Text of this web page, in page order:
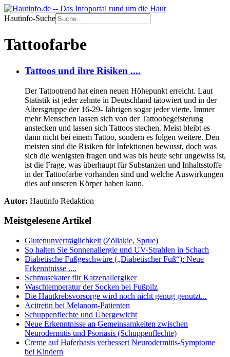
Hautinfo-Suche
Tattoofarbe
Tattoos und ihre Risiken ....
Der Tattootrend hat einen neuen Höhepunkt erreicht. Laut
Statistik ist jeder zehnte in Deutschland tätowiert und in der
Altersgruppe der 16-29- Jährigen sogar jeder vierte. Immer
mehr Menschen lassen sich von der Tattoobegeisterung
anstecken und lassen sich Tattoos stechen. Meist bleibt es
dann nicht bei einem Tattoo, sondern es folgen weitere. Den
meisten sind die Risiken für Infektionen bewusst, doch was
sich die wenigsten fragen und was bis heute sehr ungewiss ist,
ist die Frage, was überhaupt für Substanzen und Inhaltsstoffe
in der Tattoofarbe vorhanden sind und welche Auswirkungen
dies auf unseren Körper haben kann.
Autor: Hautinfo Redaktion
Meistgelesene Artikel
Glutenunverträglichkeit (Zöliakie, Sprue)
So halten Sie Sonnenallergie und UV-Strahlen in Schach
Diabetische Fußgeschwüre („Diabetischer Fuß“): Neue
Erkenntnisse ....
Schmusekater für Katzenallergiker
Waschtemperatur der Socken bei Fußpilz
Die Hautkrebsvorsorge wird noch nicht genug genutzt...
Acitretin bei Melanom-Patienten
Schuppenflechte und Übergewicht
Neue Erkenntnisse an Gemeinsamkeiten zwischen
Neurodermitis und Psoriasis (Schuppenflechte)
Creme auf Haferbasis verbessert Neurodermitis-Symptome
bei Kindern